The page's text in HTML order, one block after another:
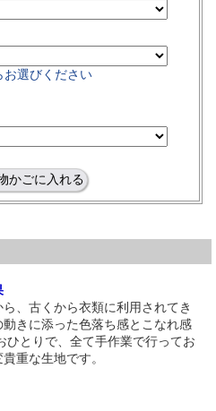
お選びください
、古くから衣類に利用されてき
きに添った色落ち感とこなれ感
ひとりで、全て手作業で行ってお
重な生地です。